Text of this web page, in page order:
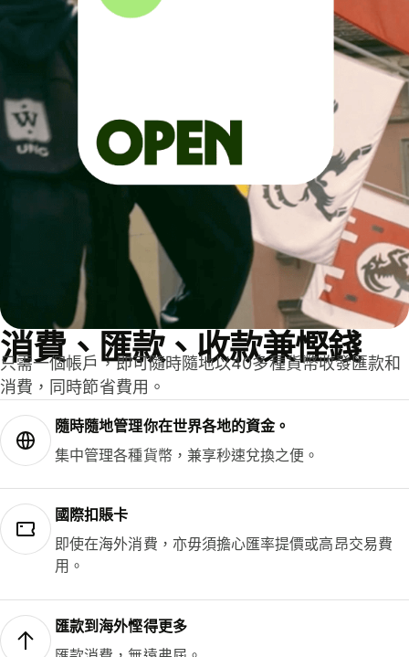
消費、匯款、收款兼慳錢
只需一個帳戶，即可隨時隨地以40多種貨幣收發匯款和
消費，同時節省費用。
隨時隨地管理你在世界各地的資金。
集中管理各種貨幣，兼享秒速兌換之便。
國際扣賬卡
即使在海外消費，亦毋須擔心匯率提價或高昂交易費
用。
匯款到海外慳得更多